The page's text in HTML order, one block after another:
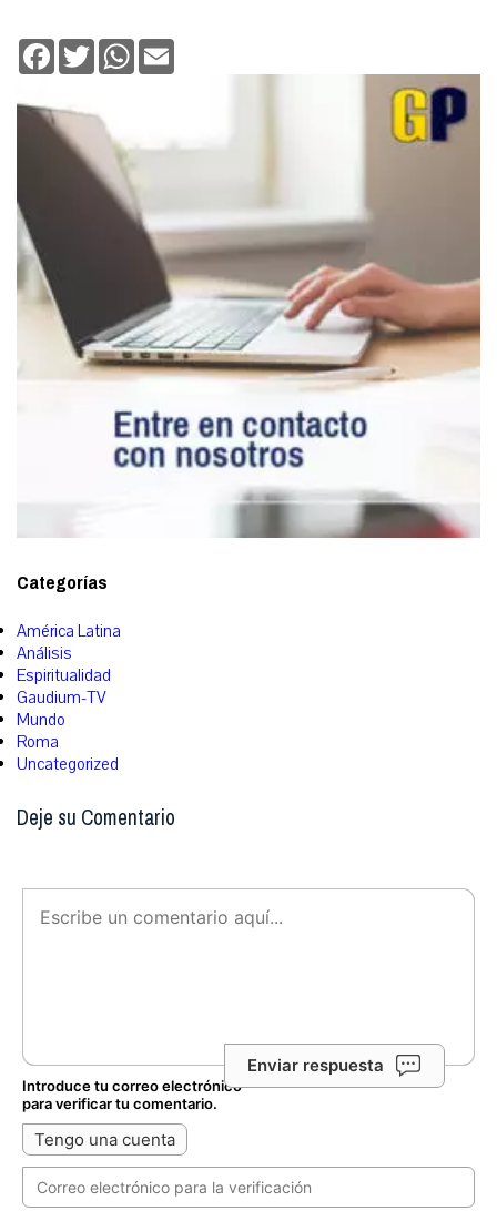
Facebook
TwitterWhatsApp
Categorías
América Latina
Análisis
Espiritualidad
Gaudium-TV
Mundo
Roma
Uncategorized
Deje su Comentario
Enviar respuesta
Introduce tu correo electrónico
para verificar tu comentario.
Tengo una cuenta